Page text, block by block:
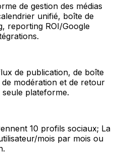
de gestion des médias
unifié, boîte de
reporting ROI/Google
de publication, de boîte
modération et de retour
plateforme.
10 profils sociaux; La
mois par mois ou